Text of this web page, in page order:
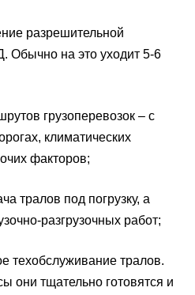
разрешительной
Обычно на это уходит 5-6
грузоперевозок – с
климатических
факторов;
под погрузку, а
разгрузочных работ;
тралов.
они тщательно готовятся и